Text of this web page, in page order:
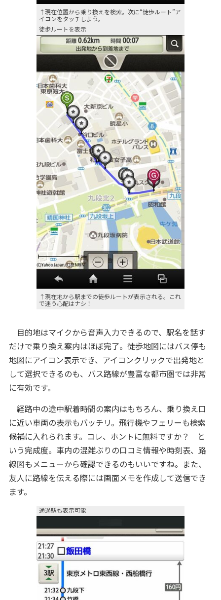
↑現在位置から乗り換えを検索。次に“徒歩ルート”ア
イコンをタッチしよう。
徒歩ルートを表示
↑現在地から駅までの徒歩ルートが表示される。これ
で迷う心配はナシ！
目的地はマイクから音声入力できるので、駅名を話す
だけで乗り換え案内はほぼ完了。徒歩地図にはバス停も
地図にアイコン表示でき、アイコンクリックで出発地と
して選択できるのも、バス路線が豊富な都市圏では非常
に有効です。
経路中の途中駅着時間の案内はもちろん、乗り換え口
に近い車両の表示もバッチリ。飛行機やフェリーも検索
候補に入れられます。コレ、ホントに無料ですか？ と
いう完成度。車内の混雑ぶりの口コミ情報や時刻表、路
線図もメニューから確認できるのもいいですね。また、
友人に路線を伝える際には画面メモを作成して送信でき
ます。
通過駅も表示可能